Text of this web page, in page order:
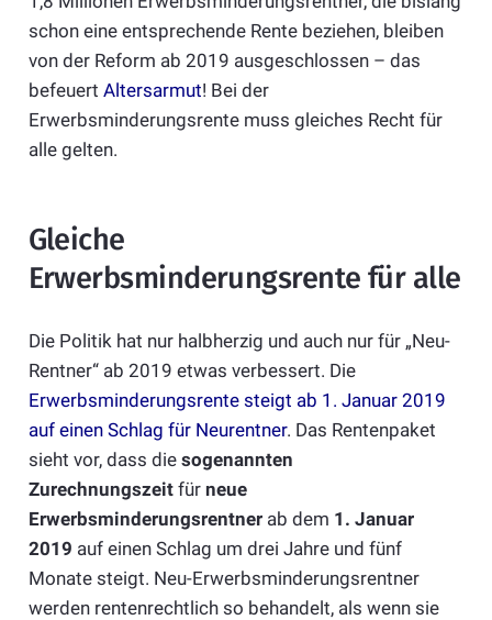
schon eine entsprechende Rente beziehen, bleiben
von der Reform ab 2019 ausgeschlossen – das
befeuert Altersarmut! Bei der
Erwerbsminderungsrente muss gleiches Recht für
alle gelten.
Gleiche
Erwerbsminderungsrente für alle
Die Politik hat nur halbherzig und auch nur für „Neu-
Rentner“ ab 2019 etwas verbessert. Die
Erwerbsminderungsrente steigt ab 1. Januar 2019
auf einen Schlag für Neurentner. Das Rentenpaket
sieht vor, dass die sogenannten
Zurechnungszeitfür neue
Erwerbsminderungsrentnerab dem 1. Januar
2019 auf einen Schlag um drei Jahre und fünf
Monate steigt. Neu-Erwerbsminderungsrentner
werden rentenrechtlich so behandelt, als wenn sie